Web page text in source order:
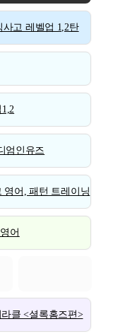
사고 레벨업 1,2탄
엄인유즈
영어, 패턴 트레이닝
어
클 <셜록홈즈편>